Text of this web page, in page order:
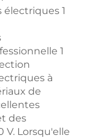
1
1
à
de
des
V. Lorsqu'elle